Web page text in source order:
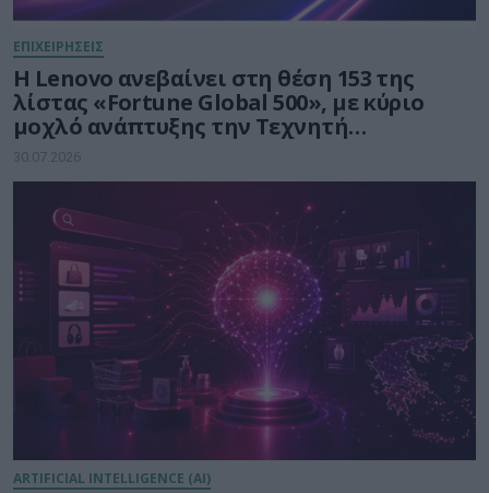
ΕΠΙΧΕΙΡΗΣΕΙΣ
Η Lenovo ανεβαίνει στη θέση 153 της
λίστας «Fortune Global 500», με κύριο
μοχλό ανάπτυξης την Τεχνητή
Νοημοσύνη
30.07.2026
ARTIFICIAL INTELLIGENCE (AI)